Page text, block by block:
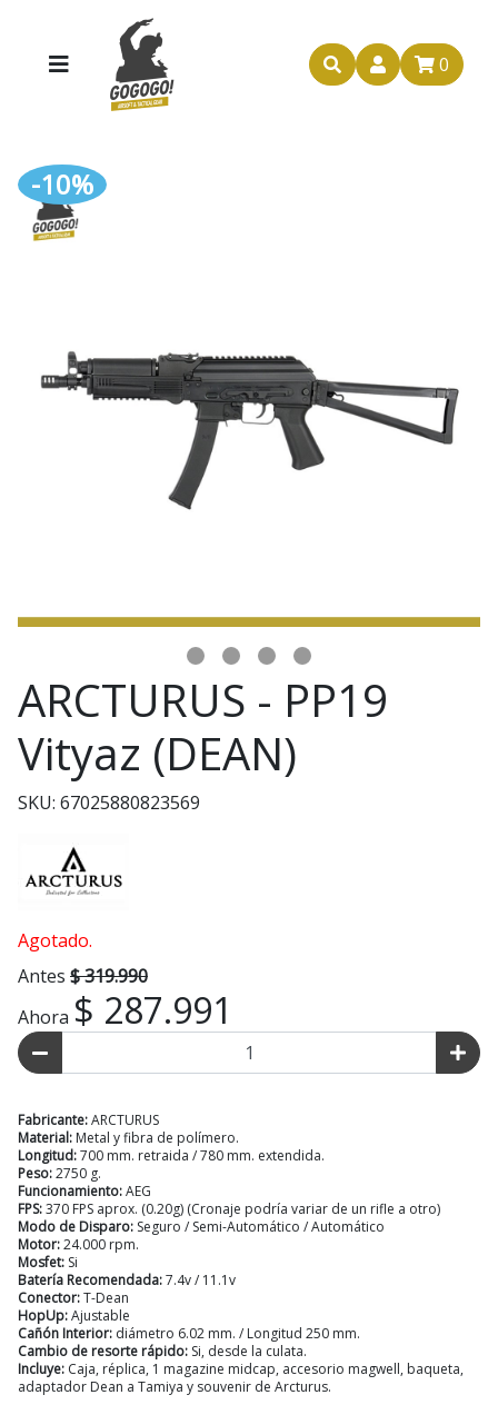
0
-10%
ARCTURUS - PP19
Vityaz (DEAN)
SKU: 67025880823569
Agotado.
Antes $ 319.990
Ahora $ 287.991
Fabricante:ARCTURUS
Material: Metal y fibra de polímero.
Longitud:700 mm. retraida / 780 mm. extendida.
Peso:2750 g.
Funcionamiento:AEG
FPS:370 FPS aprox. (0.20g) (Cronaje podría variar de un rifle a otro)
Modo de Disparo: Seguro / Semi-Automático / Automático
Motor:24.000 rpm.
Mosfet: Si
Batería Recomendada:7.4v / 11.1v
Conector:T-Dean
HopUp:Ajustable
Cañón Interior: diámetro 6.02 mm. / Longitud 250 mm.
Cambio de resorte rápido: Si, desde la culata.
Incluye: Caja, réplica, 1 magazine midcap, accesorio magwell, baqueta,
adaptador Dean a Tamiya y souvenir de Arcturus.